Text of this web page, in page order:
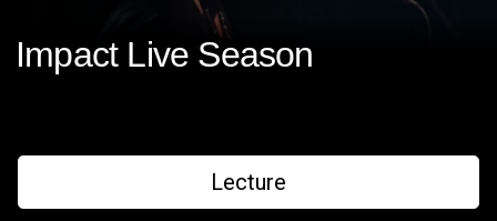
Impact Live Season
Lecture